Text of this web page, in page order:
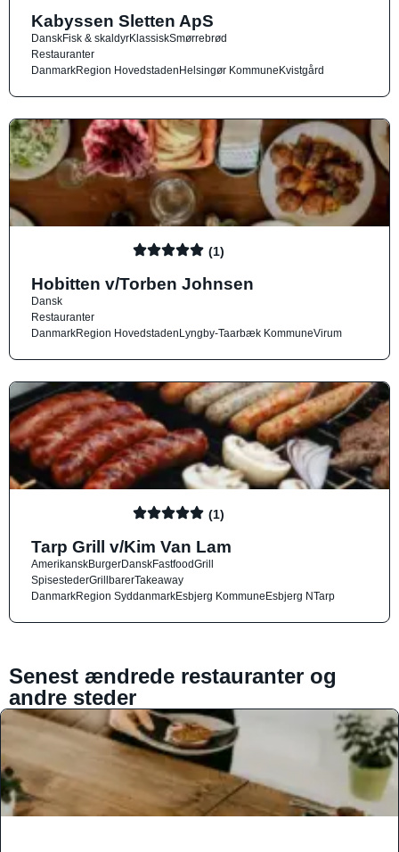
Kabyssen Sletten ApS
DanskFisk & skaldyrKlassiskSmørrebrød
Restauranter
DanmarkRegion HovedstadenHelsingør KommuneKvistgård
(1)
Hobitten v/Torben Johnsen
Dansk
Restauranter
DanmarkRegion HovedstadenLyngby-Taarbæk KommuneVirum
(1)
Tarp Grill v/Kim Van Lam
AmerikanskBurgerDanskFastfoodGrill
SpisestederGrillbarerTakeaway
DanmarkRegion SyddanmarkEsbjerg KommuneEsbjerg NTarp
Senest ændrede restauranter og
andre steder